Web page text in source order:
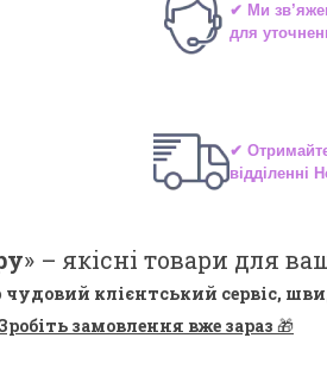
✔ Ми
для
✔
відділенні
» – якісні товари для
чудовий клієнтський сервіс,
замовлення вже зараз 🎁